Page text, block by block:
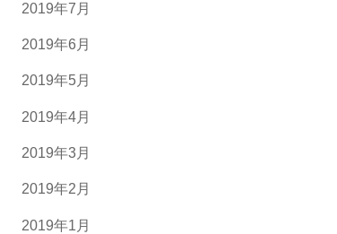
2019年7月
2019年6月
2019年5月
2019年4月
2019年3月
2019年2月
2019年1月